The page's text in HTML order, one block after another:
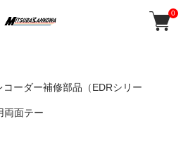
0
ーダー補修部品（EDRシリー
両面テー